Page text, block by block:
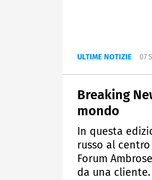
ULTIME NOTIZIE 07
Breaking
mondo
In questa
russo al
Forum
da una cliente.